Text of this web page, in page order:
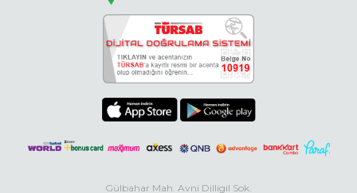
Gülbahar Mah. Avni Dilligil Sok.